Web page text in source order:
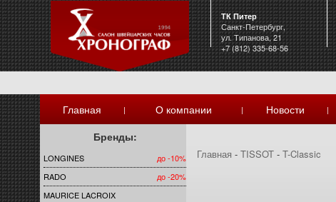
ТК Питер
Санкт-Петербург,
ул. Типанова, 21
+7 (812) 335-68-56
Главная
| О компании | Новости |
Бренды:
LONGINES
до -10%
RADO
до -20%
MAURICE LACROIX
Главная -TISSOT -T-Classic